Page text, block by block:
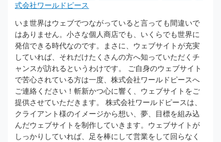
式会社ワールドピース
いま世界はウェブでつながっていると言っても間違いで
はありません。小さな個人商店でも、いくらでも世界に
発信できる時代なのです。まさに、ウェブサイトが充実
していれば、それだけたくさんの方へ知っていただくチ
ャンスが訪れるというわけです。 ご自身のウェブサイト
で苦心されている方は一度、株式会社ワールドピースへ
ご連絡ください！斬新かつ心に響く、ウェブサイトをご
提供させていただきます。 株式会社ワールドピースは、
クライアント様のイメージから想い、夢、目標を組み込
んだウェブサイトを制作していきます。ウェブサイトが
しっかりしていれば、足を棒にして営業をして回らなく